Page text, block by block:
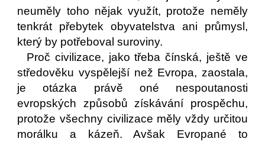
neuměly toho nějak využít, protože neměly
tenkrát přebytek obyvatelstva ani průmysl,
který by potřeboval suroviny.
Proč civilizace, jako třeba čínská, ještě ve
středověku vyspělejší než Evropa, zaostala,
je otázka právě oné nespoutanosti
evropských způsobů získávání prospěchu,
protože všechny civilizace měly vždy určitou
morálku a kázeň. Avšak Evropané to